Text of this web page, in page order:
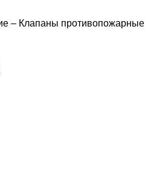
– Клапаны противопожарные